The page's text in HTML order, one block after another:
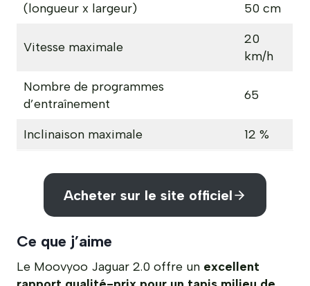
(longueur x largeur)
50 cm
Vitesse maximale
20
km/h
Nombre de programmes
d’entraînement
65
Inclinaison maximale 12 %
Acheter sur le site officiel
Ce que j’aime
Le Moovyoo Jaguar 2.0 offre un excellent